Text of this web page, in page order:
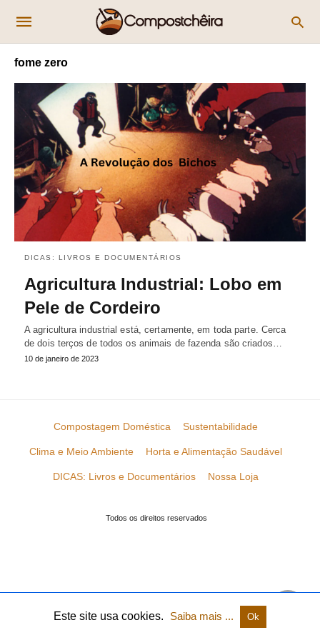
fome zero
DICAS: LIVROS E DOCUMENTÁRIOS
Agricultura Industrial: Lobo em
Pele de Cordeiro
A agricultura industrial está, certamente, em toda parte. Cerca
de dois terços de todos os animais de fazenda são criados…
10 de janeiro de 2023
Compostagem Doméstica Sustentabilidade
Clima e Meio Ambiente Horta e Alimentação Saudável
DICAS: Livros e Documentários Nossa Loja
Todos os direitos reservados
Este site usa cookies. Saiba mais ... Ok